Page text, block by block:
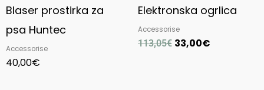
Blaser prostirka za
psa Huntec
Accessorise
40,00€
Elektronska ogrlica
Accessorise
113,05€ 33,00€